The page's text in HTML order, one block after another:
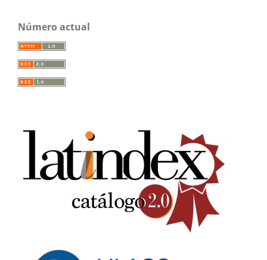
Número actual